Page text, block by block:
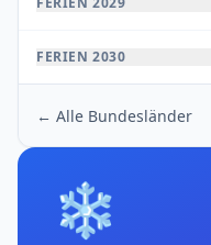
FERIEN 2030
← Alle Bundesländer
❄️